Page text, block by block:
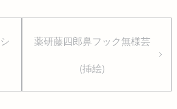
薬研藤四郎鼻フック無様芸
(挿絵)